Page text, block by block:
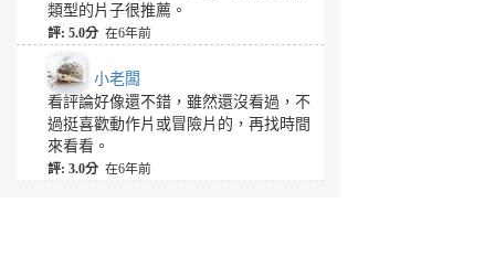
類型的片子很推薦。
評: 5.0分 在6年前
小老闆
看評論好像還不錯，雖然還沒看過，不
過挺喜歡動作片或冒險片的，再找時間
來看看。
評: 3.0分 在6年前